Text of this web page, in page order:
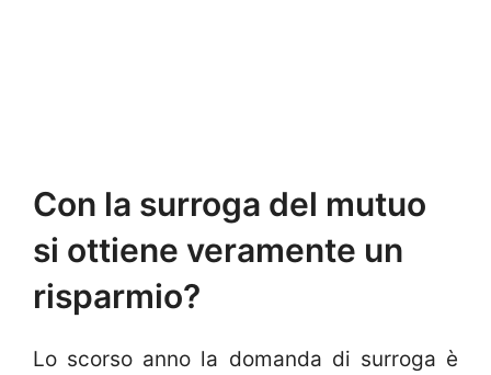
Con la surroga del mutuo
si ottiene veramente un
risparmio?
Lo scorso anno la domanda di surroga è